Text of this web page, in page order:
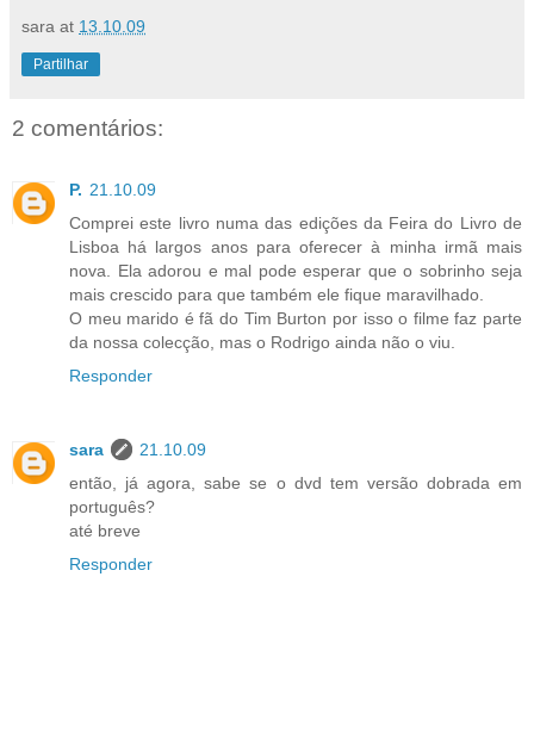
sara at 13.10.09
Partilhar
2 comentários:
P. 21.10.09
Comprei este livro numa das edições da Feira do Livro de
Lisboa há largos anos para oferecer à minha irmã mais
nova. Ela adorou e mal pode esperar que o sobrinho seja
mais crescido para que também ele fique maravilhado.
O meu marido é fã do Tim Burton por isso o filme faz parte
da nossa colecção, mas o Rodrigo ainda não o viu.
Responder
sara
21.10.09
então, já agora, sabe se o dvd tem versão dobrada em
português?
até breve
Responder